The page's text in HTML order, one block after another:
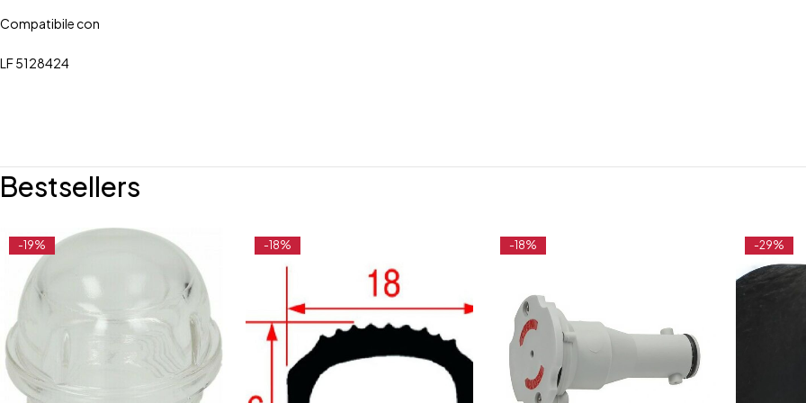
Compatibile con
LF 5128424
Bestsellers
-19% -18% -18% -29%